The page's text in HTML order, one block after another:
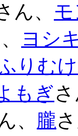
ん、
ヨシ
りむ
もぎ
、 朧